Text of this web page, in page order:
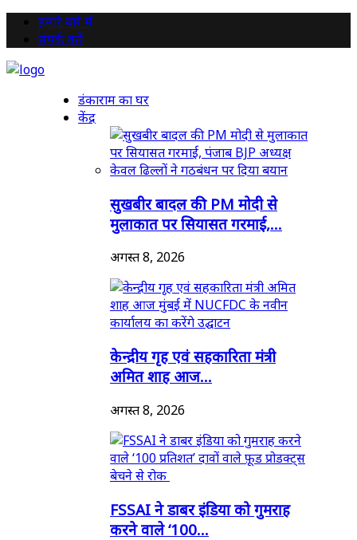
हमारे बारे में
संपर्क करें
डंकाराम का घर
केंद्र
सुखबीर बादल की PM मोदी से
मुलाकात पर सियासत गरमाई,...
अगस्त 8, 2026
केन्द्रीय गृह एवं सहकारिता मंत्री
अमित शाह आज...
अगस्त 8, 2026
FSSAI ने डाबर इंडिया को गुमराह
करने वाले ‘100...